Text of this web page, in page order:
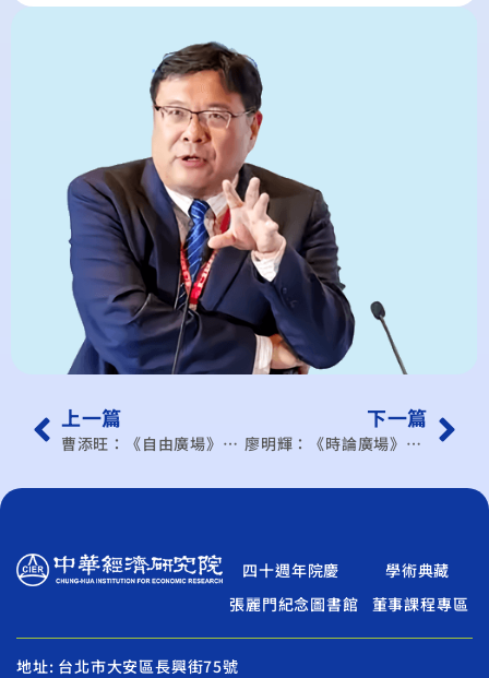
上一篇
曹添旺：《自由廣場》新南向新戰略 台商東協投資趨勢調查的啟示
下一篇
廖明輝：《時論廣場》黃仁勳「五層蛋糕」的啟示
四十週年院慶
學術典藏
張麗門紀念圖書館
董事課程專區
地址: 台北市大安區長興街75號